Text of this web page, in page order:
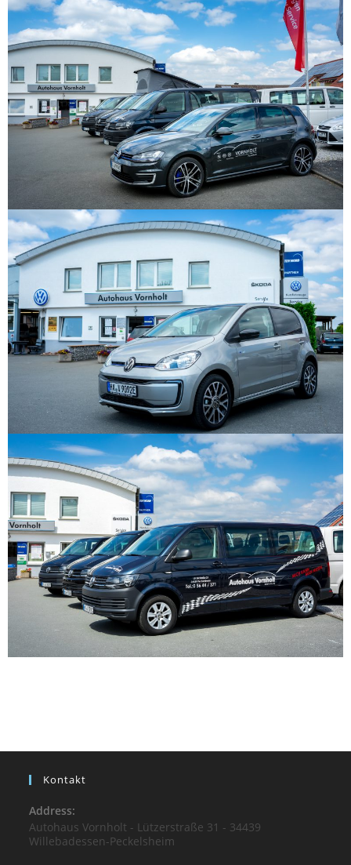
Kontakt
Address:
Autohaus Vornholt - Lützerstraße 31 - 34439
Willebadessen-Peckelsheim